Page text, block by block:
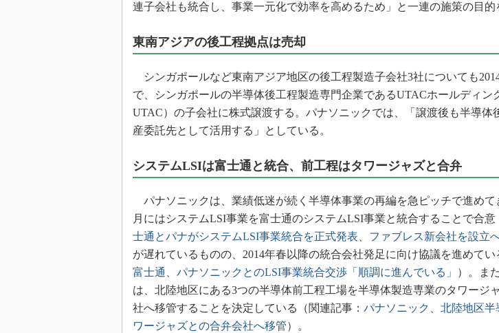
連子会社も統合し、事業一元化で効率を高めるため」と一連の施策の目的
東南アジアの後工程拠点は売却
シンガポールなど東南アジア地区の後工程製造子会社3社についても
で、シンガポールの半導体後工程製造専門企業であるUTACホールディン
UTAC）の子会社に株式譲渡する。パナソニックでは、「譲渡後も半導体
産委託先として活用する」としている。
システムLSIは富士通と統合、前工程はタワージャズと合弁
パナソニックは、業績低迷が続く半導体事業の再編を急ピッチで進めて
月にはシステムLSI事業を富士通のシステムLSI事業と統合することで合意
士通とパナがシステムLSI事業統合を正式発表、ファブレス新会社を設立
が遅れているものの、2014年春以降の統合会社発足に向け協議を進めてい
富士通、パナソニックとのLSI事業統合交渉「順調に進んでいる」
）。ま
は、北陸地区にある3つの半導体前工程工場を半導体製造専業のタワージ
社へ移管することを決定している（関連記事： パナソニック、北陸地区半
ワージャズとの合弁会社へ移管）。